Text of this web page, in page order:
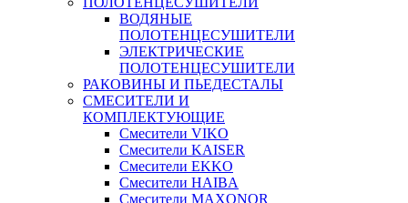
ВОДЯНЫЕ
ПОЛОТЕНЦЕСУШИТЕЛИ
ЭЛЕКТРИЧЕСКИЕ
ПОЛОТЕНЦЕСУШИТЕЛИ
РАКОВИНЫ И ПЬЕДЕСТАЛЫ
СМЕСИТЕЛИ И
КОМПЛЕКТУЮЩИЕ
Смесители VIKO
Смесители KAISER
Смесители EKKO
Смесители HAIBA
Смесители MAXONOR